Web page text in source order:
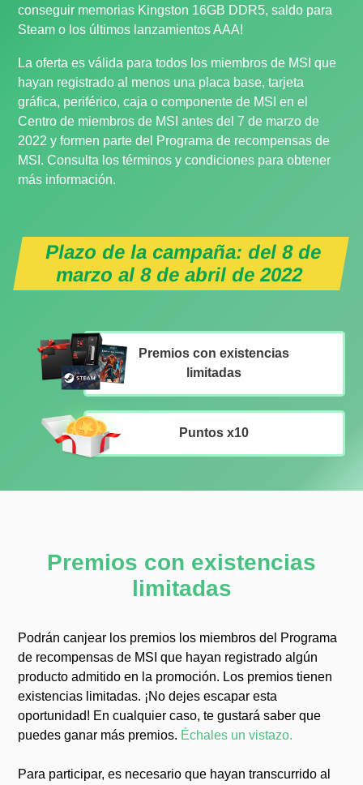
conseguir memorias Kingston 16GB DDR5, saldo para
Steam o los últimos lanzamientos AAA!
La oferta es válida para todos los miembros de MSI que
hayan registrado al menos una placa base, tarjeta
gráfica, periférico, caja o componente de MSI en el
Centro de miembros de MSI antes del 7 de marzo de
2022 y formen parte del Programa de recompensas de
MSI. Consulta los términos y condiciones para obtener
más información.
Plazo de la campaña: del 8 de
marzo al 8 de abril de 2022
Premios con existencias
limitadas
Puntos x10
Premios con existencias
limitadas
Podrán canjear los premios los miembros del Programa
de recompensas de MSI que hayan registrado algún
producto admitido en la promoción. Los premios tienen
existencias limitadas. ¡No dejes escapar esta
oportunidad! En cualquier caso, te gustará saber que
puedes ganar más premios. Échales un vistazo.
Para participar, es necesario que hayan transcurrido al